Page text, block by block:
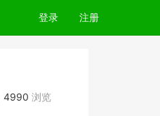
登录 注册
4990 浏览